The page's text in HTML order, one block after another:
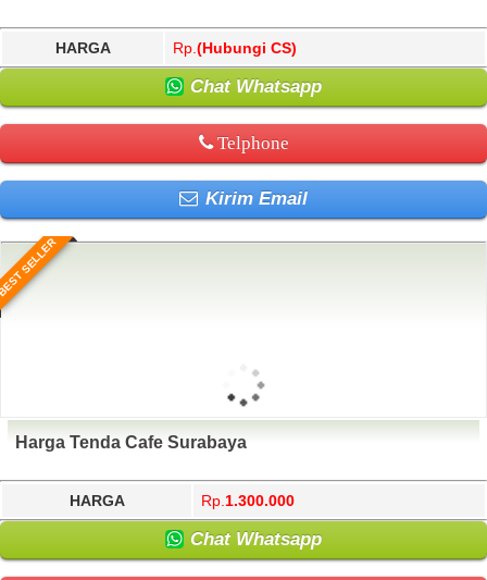
HARGA Rp. (Hubungi CS)
Chat Whatsapp
Telphone
Kirim Email
SELLER
Harga Tenda Cafe Surabaya
HARGA Rp. 1.300.000
Chat Whatsapp